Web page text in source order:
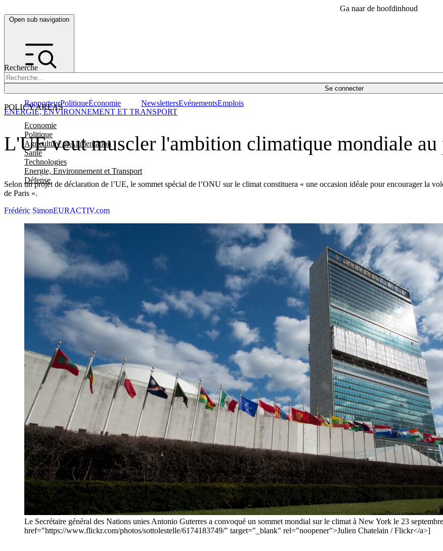
Ga naar de hoofdinhoud
Open sub navigation
Recherche
Se connecter
POLICY AREAS
Economie
Politique
Agriculture et Alimentation
Santé
Technologies
Energie, Environnement et Transport
Défense
RapporteurPolitiqueÉconomie NewslettersEvénementsEmplois
L'UE veut muscler l'ambition climatique mondiale au
Selon un projet de déclaration de l’UE, le sommet spécial de l’ONU sur le climat constituera « une occasion idéale pour encourager la
de Paris ».
ENERGIE, ENVIRONNEMENT ET TRANSPORT
Frédéric SimonEURACTIV.com
Le Secrétaire général des Nations unies Antonio Guterres a convoqué un sommet mondial sur le climat à New York le 23
href="https://www.flickr.com/photos/sottolestelle/6174183749/" target="_blank" rel="noopener">Julien Chatelain / Flickr</a>]